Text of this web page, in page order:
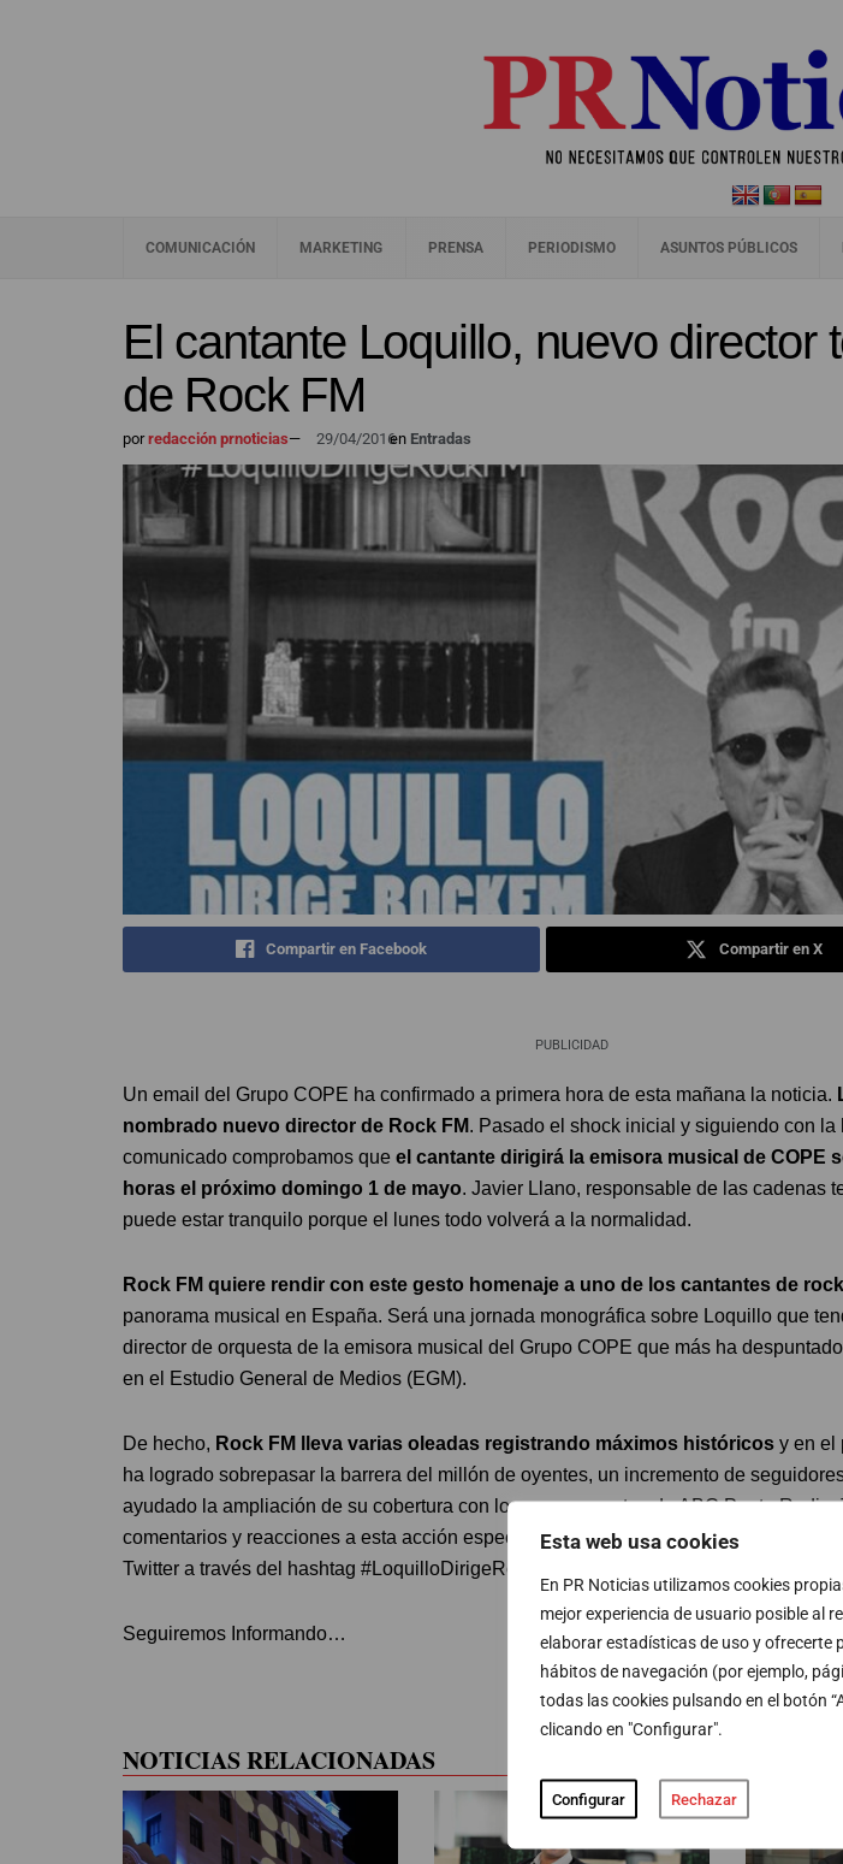
Esta web usa cookies
En PR Noticias utilizamos cookies
mejor experiencia de usuario posible al
elaborar estadísticas de uso y ofrecerte
hábitos de navegación (por ejemplo,
todas las cookies pulsando en el botón
clicando en "Configurar".
Configurar Rechazar
COMUNICACIÓN MARKETING PRENSA PERIODISMO ASUNTOS PÚBLICOS
El cantante Loquillo, nuevo director
de Rock FM
porredacción prnoticias— 29/04/2016en Entradas
Compartir en Facebook Compartir en X
PUBLICIDAD
Un email del Grupo COPE ha confirmado a primera hora de esta mañana la noticia.
nombrado nuevo director de Rock FM. Pasado el shock inicial y siguiendo con la
comunicado comprobamos que el cantante dirigirá la emisora musical de COPE
horas el próximo domingo 1 de mayo. Javier Llano, responsable de las cadenas
puede estar tranquilo porque el lunes todo volverá a la normalidad.
Rock FM quiere rendir con este gesto homenaje a uno de los cantantes de
panorama musical en España. Será una jornada monográfica sobre Loquillo que
director de orquesta de la emisora musical del Grupo COPE que más ha
en el Estudio General de Medios (EGM).
De hecho, Rock FM lleva varias oleadas registrando máximos históricos y en el
ha logrado sobrepasar la barrera del millón de oyentes, un incremento de
ayudado la ampliación de su cobertura con los nuevos postes de ABC Punto Radio.
comentarios y reacciones a esta acción especial creada por la emisora musical
Twitter a través del hashtag #LoquilloDirigeRockFM.
Seguiremos Informando…
PUBLICIDAD
NOTICIAS RELACIONADAS